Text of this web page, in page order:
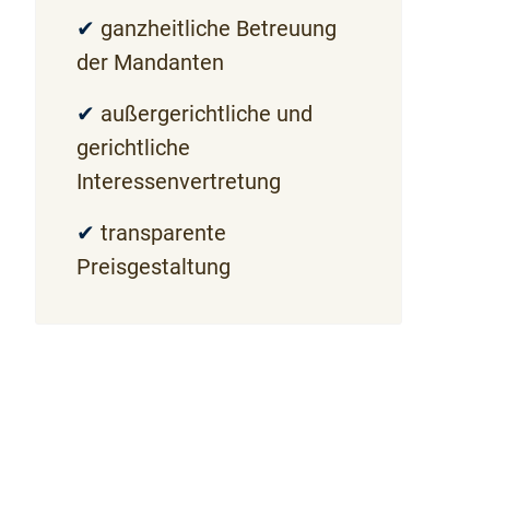
✔ ganzheitliche Betreuung
der Mandanten
✔ außergerichtliche und
gerichtliche
Interessenvertretung
✔ transparente
Preisgestaltung